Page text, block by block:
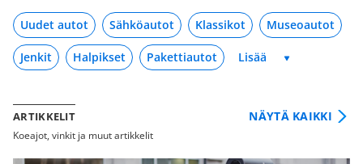
Uudet autot Sähköautot Klassikot Museoautot
Jenkit Halpikset Pakettiautot
ARTIKKELIT NÄYTÄ KAIKKI
Koeajot, vinkit ja muut artikkelit